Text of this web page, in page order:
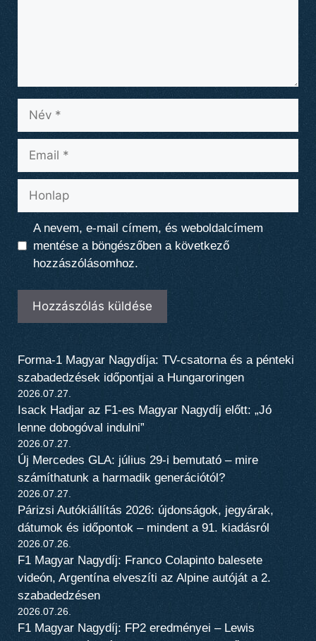
Név
Email
Honlap
A nevem, e-mail címem, és weboldalcímem
mentése a böngészőben a következő
hozzászólásomhoz.
Forma-1 Magyar Nagydíja: TV-csatorna és a pénteki
szabadedzések időpontjai a Hungaroringen
2026.07.27.
Isack Hadjar az F1-es Magyar Nagydíj előtt: „Jó
lenne dobogóval indulni”
2026.07.27.
Új Mercedes GLA: július 29-i bemutató – mire
számíthatunk a harmadik generációtól?
2026.07.27.
Párizsi Autókiállítás 2026: újdonságok, jegyárak,
dátumok és időpontok – mindent a 91. kiadásról
2026.07.26.
F1 Magyar Nagydíj: Franco Colapinto balesete
videón, Argentína elveszíti az Alpine autóját a 2.
szabadedzésen
2026.07.26.
F1 Magyar Nagydíj: FP2 eredményei – Lewis